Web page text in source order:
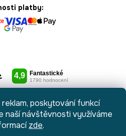
poskytování funkcí
naší návštěvnosti využíváme
zde.
platby: